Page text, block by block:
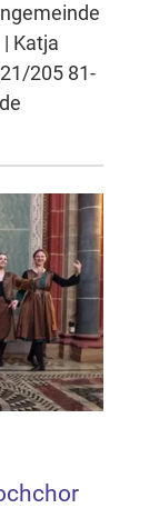
Katja
205 81-